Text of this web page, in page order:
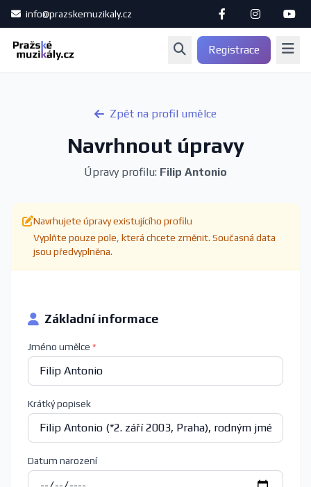
info@prazskemuzikaly.cz
Registrace
Zpět na profil umělce
Navrhnout úpravy
Úpravy profilu: Filip Antonio
Navrhujete úpravy existujícího profilu
Vyplňte pouze pole, která chcete změnit. Současná data
jsou předvyplněna.
Základní informace
Jméno umělce *
Krátký popisek
Datum narození